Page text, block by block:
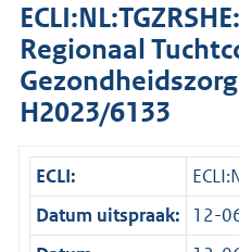
Regionaal
H2023/6133
ECLI:
Datum uitspraak:
12-